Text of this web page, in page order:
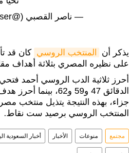
— ناصر القصبي (@algassabinasser)
يذكر أن المنتخب الروسي كان قد
على نظيره المصري بثلاثة أهداف
أحرز ثلاثية الدب الروسي أحمد
جزاء، بهذه النتيجة يتذيل منتخب
المنتخب الروسي برصيد ست نقاط.
مجتمع منوعات الأخبار أخبار السعودية